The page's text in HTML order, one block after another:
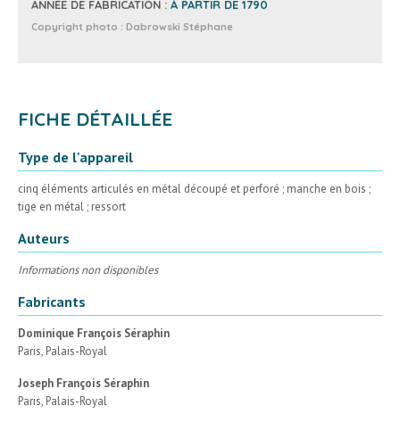
ANNÉE DE FABRICATION : À PARTIR DE 1790
Copyright photo : Dabrowski Stéphane
FICHE DÉTAILLÉE
Type de l'appareil
cinq éléments articulés en métal découpé et perforé ; manche en bois ;
tige en métal ; ressort
Auteurs
Informations non disponibles
Fabricants
Dominique François Séraphin
Paris, Palais-Royal
Joseph François Séraphin
Paris, Palais-Royal